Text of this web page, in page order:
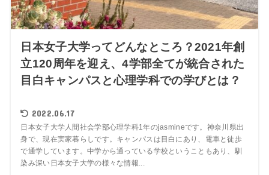
日本女子大学ってどんなところ？2021年創
立120周年を迎え、4学部全てが統合された
目白キャンパスと心理学科での学びとは？
2022.06.17
日本女子大学人間社会学部心理学科1年のjasmineです。神奈川県出
身で、現在実家暮らしです。キャンパスは目白にあり、電車と徒歩
で通学しています。中学から通っている学校ということもあり、馴
染み深い日本女子大学の様々な情報...